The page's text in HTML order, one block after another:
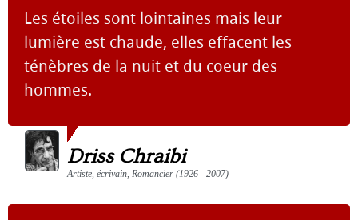
Les étoiles sont lointaines mais leur
lumière est chaude, elles effacent les
ténèbres de la nuit et du coeur des
hommes.
Driss Chraibi
Artiste, écrivain, Romancier (1926 - 2007)